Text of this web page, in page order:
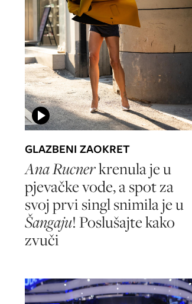
GLAZBENI ZAOKRET
Ana Rucnerkrenula je u
pjevačke vode, a spot za
svoj prvi singl snimila je u
Šangaju! Poslušajte kako
zvuči